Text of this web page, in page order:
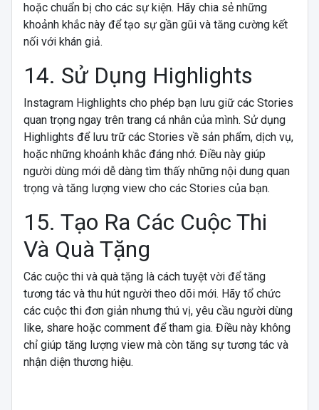
hoặc chuẩn bị cho các sự kiện. Hãy chia sẻ những
khoảnh khắc này để tạo sự gần gũi và tăng cường kết
nối với khán giả.
14. Sử Dụng Highlights
Instagram Highlights cho phép bạn lưu giữ các Stories
quan trọng ngay trên trang cá nhân của mình. Sử dụng
Highlights để lưu trữ các Stories về sản phẩm, dịch vụ,
hoặc những khoảnh khắc đáng nhớ. Điều này giúp
người dùng mới dễ dàng tìm thấy những nội dung quan
trọng và tăng lượng view cho các Stories của bạn.
15. Tạo Ra Các Cuộc Thi
Và Quà Tặng
Các cuộc thi và quà tặng là cách tuyệt vời để tăng
tương tác và thu hút người theo dõi mới. Hãy tổ chức
các cuộc thi đơn giản nhưng thú vị, yêu cầu người dùng
like, share hoặc comment để tham gia. Điều này không
chỉ giúp tăng lượng view mà còn tăng sự tương tác và
nhận diện thương hiệu.